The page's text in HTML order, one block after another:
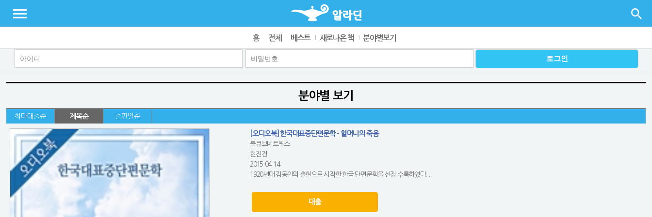
홈 전체 베스트 새로나온 책 분야별보기
분야별 보기
최다대출순 제목순 출판일순
[오디오북] 한국대표중단편문학 - 할머니의 죽음
북큐브네트웍스
현진건
2015-04-14
1920년대 김동인의 출현으로 시작한 한국 단편문학을 선정 수록하였다....
대출